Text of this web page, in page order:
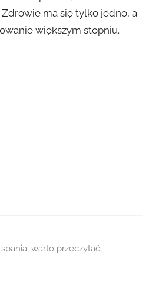
ma się tylko jedno, a
większym stopniu.
, warto przeczytać,